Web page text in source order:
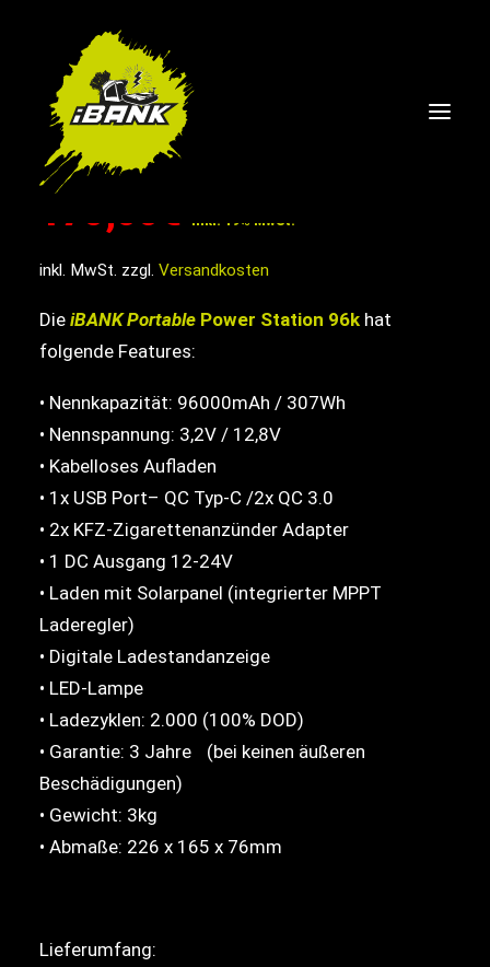
SHOP
ÜBER UNS
FAQ
BLOG
KONTAKT
Search
Cart
SALE!
200,00€
Original
Preis
was:
200,00€.
170,00 € Current
Preis
is:
170,00€.
inkl. 19% MwSt.
inkl. MwSt. zzgl. Versandkosten
Die iBANK Portable Power Station 96k hat
folgende Features:
• Nennkapazität: 96000mAh / 307Wh
• Nennspannung: 3,2V / 12,8V
• Kabelloses Aufladen
• 1x USB Port– QC Typ-C /2x QC 3.0
• 2x KFZ-Zigarettenanzünder Adapter
• 1 DC Ausgang 12-24V
• Laden mit Solarpanel (integrierter MPPT
Laderegler)
• Digitale Ladestandanzeige
• LED-Lampe
• Ladezyklen: 2.000 (100% DOD)
• Garantie: 3 Jahre (bei keinen äußeren
Beschädigungen)
• Gewicht: 3kg
• Abmaße: 226 x 165 x 76mm
Lieferumfang: